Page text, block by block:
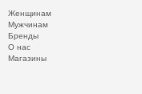
Женщинам
Мужчинам
Бренды
О нас
Магазины